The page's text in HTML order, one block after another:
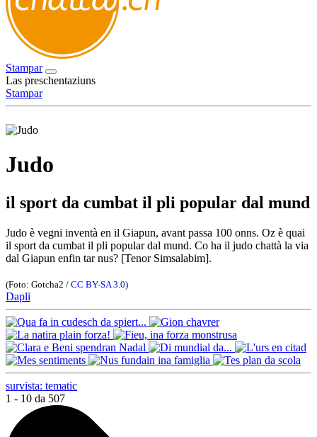
Stampar
Las preschentaziuns
Stampar
Judo
il sport da cumbat il pli popular dal mund
Judo è vegni inventà en il Giapun, avant passa 100 onns. Oz è quai
il sport da cumbat il pli popular dal mund. Co ha il judo chattà la via
dal Giapun enfin tar nus? [Tenor Simsalabim].
(Foto: Gotcha2 / CC BY-SA 3.0)
Dapli
survista: tematic
1 - 10 da 507